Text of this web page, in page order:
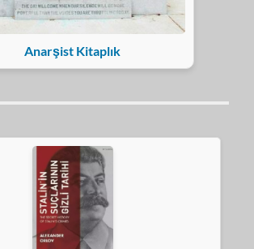
Anarşist Kitaplık